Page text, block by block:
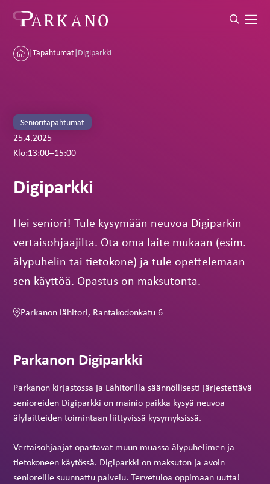
|Tapahtumat|Digiparkki
Senioritapahtumat
25.4.2025
Klo:13:00–15:00
Digiparkki
Hei seniori! Tule kysymään neuvoa Digiparkin
vertaisohjaajilta. Ota oma laite mukaan (esim.
älypuhelin tai tietokone) ja tule opettelemaan
sen käyttöä. Opastus on maksutonta.
Parkanon lähitori, Rantakodonkatu 6
Parkanon Digiparkki
Parkanon kirjastossa ja Lähitorilla säännöllisesti järjestettävä
senioreiden Digiparkki on mainio paikka kysyä neuvoa
älylaitteiden toimintaan liittyvissä kysymyksissä.
Vertaisohjaajat opastavat muun muassa älypuhelimen ja
tietokoneen käytössä. Digiparkki on maksuton ja avoin
senioreille suunnattu palvelu. Tervetuloa oppimaan uutta!